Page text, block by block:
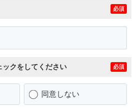
必須
クをしてください 必須
同意しない